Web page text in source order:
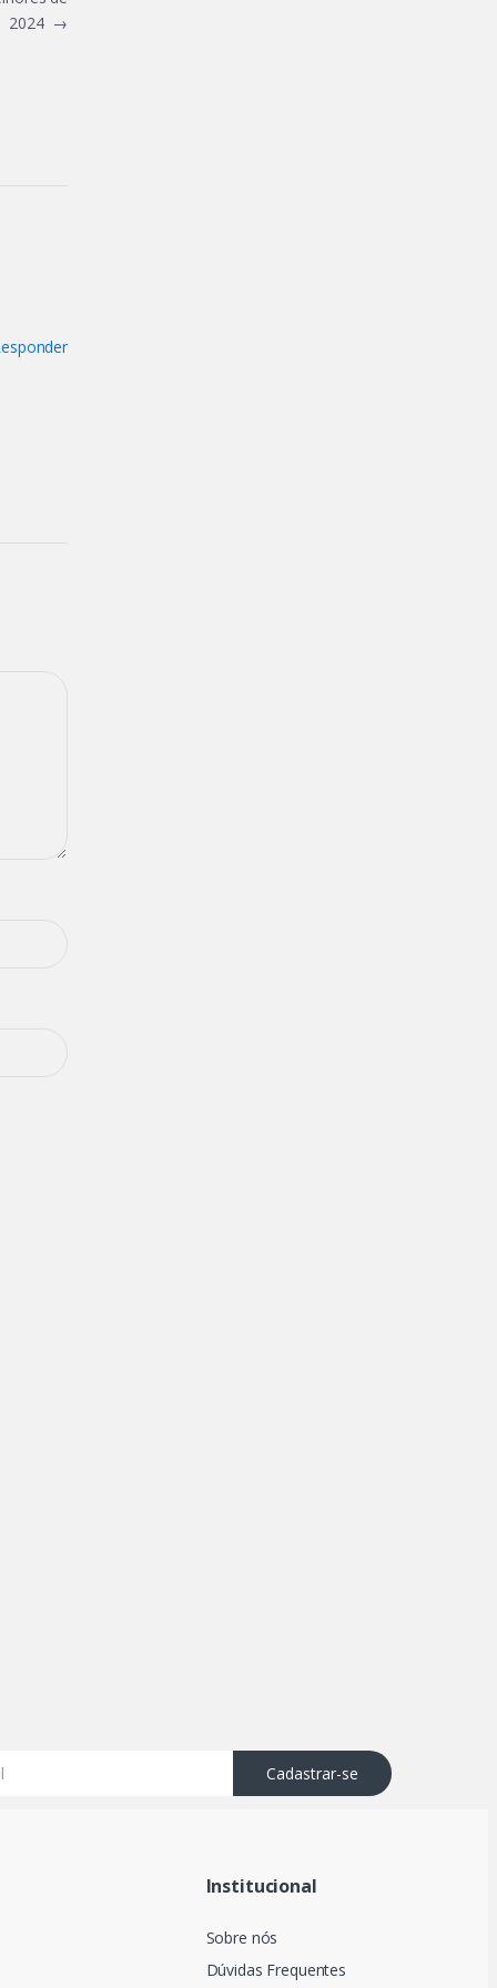
2024 →
Cadastrar-se
Institucional
Sobre nós
Dúvidas Frequentes